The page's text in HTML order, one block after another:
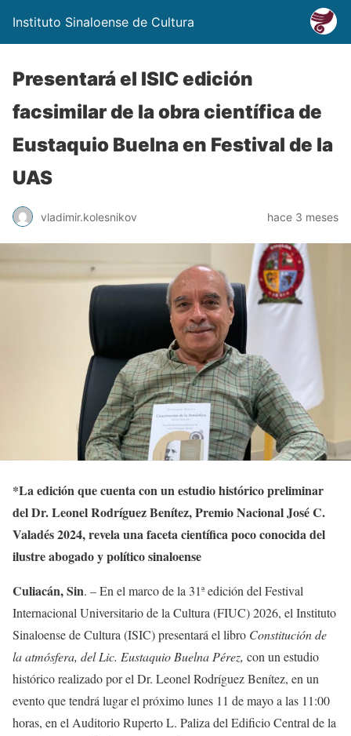
Instituto Sinaloense de Cultura
Presentará el ISIC edición
facsimilar de la obra científica de
Eustaquio Buelna en Festival de la
UAS
vladimir.kolesnikov hace 3 meses
*La edición que cuenta con un estudio histórico preliminar
del Dr. Leonel Rodríguez Benítez, Premio Nacional José C.
Valadés 2024, revela una faceta científica poco conocida del
ilustre abogado y político sinaloense
Culiacán, Sin. – En el marco de la 31ª edición del Festival
Internacional Universitario de la Cultura (FIUC) 2026, el Instituto
Sinaloense de Cultura (ISIC) presentará el libro Constitución de
la atmósfera, del Lic. Eustaquio Buelna Pérez, con un estudio
histórico realizado por el Dr. Leonel Rodríguez Benítez, en un
evento que tendrá lugar el próximo lunes 11 de mayo a las 11:00
horas, en el Auditorio Ruperto L. Paliza del Edificio Central de la